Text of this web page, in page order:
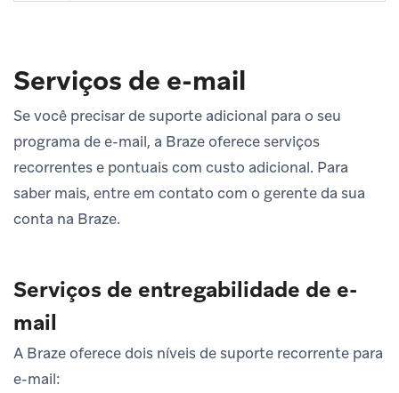
Serviços de e-mail
Se você precisar de suporte adicional para o seu
programa de e-mail, a Braze oferece serviços
recorrentes e pontuais com custo adicional. Para
saber mais, entre em contato com o gerente da sua
conta na Braze.
Serviços de entregabilidade de e-
mail
A Braze oferece dois níveis de suporte recorrente para
e-mail: